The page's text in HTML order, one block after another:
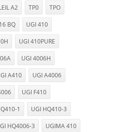
A2 TP0 TPO
BQ UGI 410
UGI 410PURE
UGI 4006H
A410 UGI A4006
UGI F410
1 UGI HQ410-3
HQ4006-3 UGIMA 410